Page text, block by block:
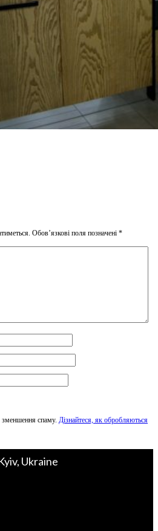
Обов’язкові поля позначені *
зменшення спаму. Дізнайтеся, як обробляються
Ukraine